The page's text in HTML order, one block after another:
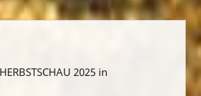
2025 in